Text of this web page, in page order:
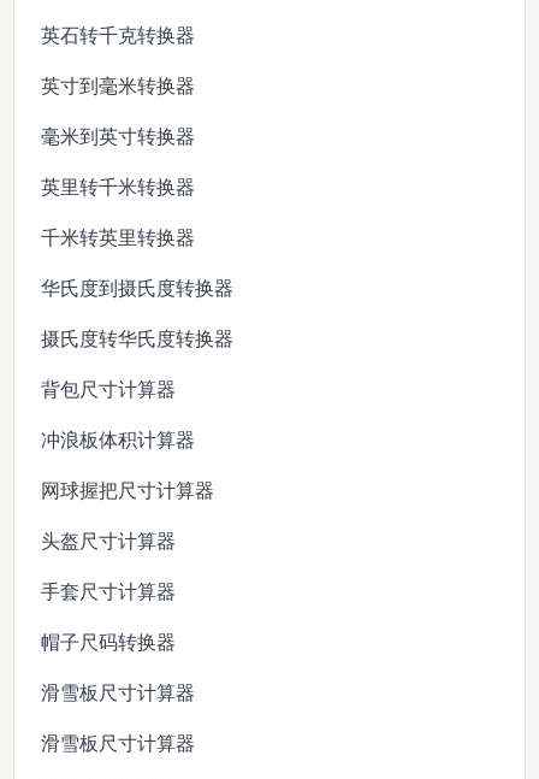
英石转千克转换器
英寸到毫米转换器
毫米到英寸转换器
英里转千米转换器
千米转英里转换器
华氏度到摄氏度转换器
摄氏度转华氏度转换器
背包尺寸计算器
冲浪板体积计算器
网球握把尺寸计算器
头盔尺寸计算器
手套尺寸计算器
帽子尺码转换器
滑雪板尺寸计算器
滑雪板尺寸计算器